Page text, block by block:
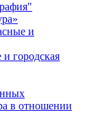
и
городская
в отношении